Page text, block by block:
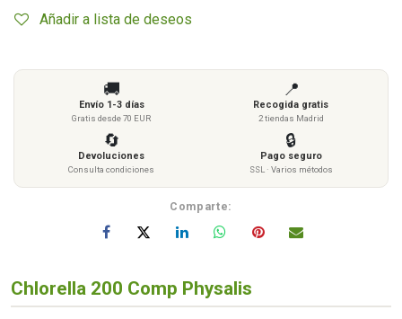
Añadir a lista de deseos
🚚
Envío 1-3 días
Gratis desde 70 EUR
📍
Recogida gratis
2 tiendas Madrid
🔄
Devoluciones
Consulta condiciones
🔒
Pago seguro
SSL · Varios métodos
Comparte:
Chlorella 200 Comp Physalis